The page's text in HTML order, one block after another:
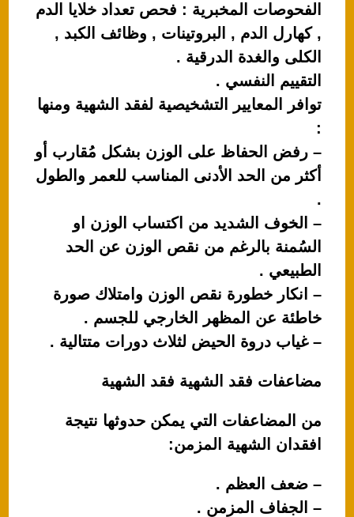
الفحوصات المخبرية : فحص تعداد خلايا الدم
, كهارل الدم , البروتينات , وظائف الكبد ,
الكلى والغدة الدرقية .
التقييم النفسي .
توافر المعايير التشخيصية لفقد الشهية ومنها
:
– رفض الحفاظ على الوزن بشكل مُقارب أو
أكثر من الحد الأدنى المناسب للعمر والطول
.
– الخوف الشديد من اكتساب الوزن او
السُمنة بالرغم من نقص الوزن عن الحد
الطبيعي .
– انكار خطورة نقص الوزن وامتلاك صورة
خاطئة عن المظهر الخارجي للجسم .
– غياب دروة الحيض لثلاث دورات متتالية .
مضاعفات فقد الشهية فقد الشهية
من المضاعفات التي يمكن حدوثها نتيجة
افقدان الشهية المزمن:
– ضعف العظم .
– الجفاف المزمن .